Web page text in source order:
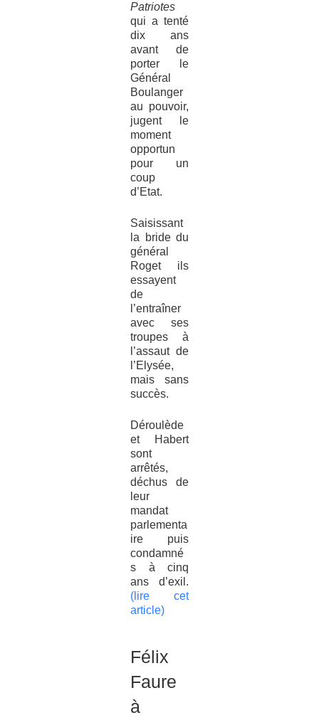
Patriotes
qui a tenté
dix ans
avant de
porter le
Général
Boulanger
au pouvoir,
jugent le
moment
opportun
pour un
coup
d’Etat.
Saisissant
la bride du
général
Roget ils
essayent
de
l’entraîner
avec ses
troupes à
l’assaut de
l’Elysée,
mais sans
succès.
Déroulède
et Habert
sont
arrêtés,
déchus de
leur
mandat
parlementa
ire puis
condamné
s à cinq
ans d’exil.
(lire cet
article)
Félix
Faure
à